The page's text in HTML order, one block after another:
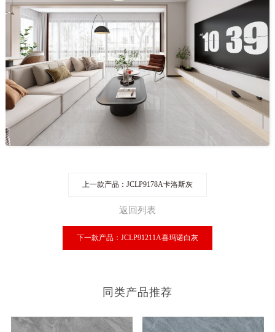
上一款产品：JCLP9178A卡洛斯灰
返回列表
下一款产品：JCLP91211A喜玛诺白灰
同类产品推荐